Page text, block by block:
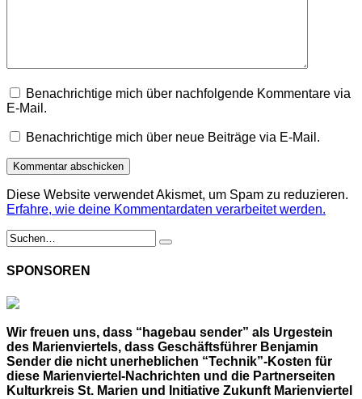
Benachrichtige mich über nachfolgende Kommentare via
E-Mail.
Benachrichtige mich über neue Beiträge via E-Mail.
Diese Website verwendet Akismet, um Spam zu reduzieren.
Erfahre, wie deine Kommentardaten verarbeitet werden.
SPONSOREN
Wir freuen uns, dass “hagebau sender” als Urgestein
des Marienviertels, dass Geschäftsführer Benjamin
Sender die nicht unerheblichen “Technik”-Kosten für
diese Marienviertel-Nachrichten und die Partnerseiten
Kulturkreis St. Marien und Initiative Zukunft Marienviertel